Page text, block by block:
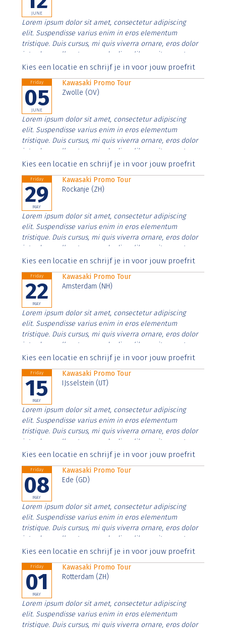
JUNE
Lorem ipsum dolor sit amet, consectetur adipiscing
elit. Suspendisse varius enim in eros elementum
tristique. Duis cursus, mi quis viverra ornare, eros dolor
interdum nulla, ut commodo diam libero vitae erat.
Aenean faucibus nibh et justo cursus id rutrum lorem
Kies een locatie en schrijf je in voor jouw proefrit
Friday
05
JUNE
Kawasaki Promo Tour
Zwolle (OV)
Lorem ipsum dolor sit amet, consectetur adipiscing
elit. Suspendisse varius enim in eros elementum
tristique. Duis cursus, mi quis viverra ornare, eros dolor
interdum nulla, ut commodo diam libero vitae erat.
Aenean faucibus nibh et justo cursus id rutrum lorem
Kies een locatie en schrijf je in voor jouw proefrit
Friday
29
MAY
Kawasaki Promo Tour
Rockanje (ZH)
Lorem ipsum dolor sit amet, consectetur adipiscing
elit. Suspendisse varius enim in eros elementum
tristique. Duis cursus, mi quis viverra ornare, eros dolor
interdum nulla, ut commodo diam libero vitae erat.
Aenean faucibus nibh et justo cursus id rutrum lorem
Kies een locatie en schrijf je in voor jouw proefrit
Friday
22
MAY
Kawasaki Promo Tour
Amsterdam (NH)
Lorem ipsum dolor sit amet, consectetur adipiscing
elit. Suspendisse varius enim in eros elementum
tristique. Duis cursus, mi quis viverra ornare, eros dolor
interdum nulla, ut commodo diam libero vitae erat.
Aenean faucibus nibh et justo cursus id rutrum lorem
Kies een locatie en schrijf je in voor jouw proefrit
Friday
15
MAY
Kawasaki Promo Tour
IJsselstein (UT)
Lorem ipsum dolor sit amet, consectetur adipiscing
elit. Suspendisse varius enim in eros elementum
tristique. Duis cursus, mi quis viverra ornare, eros dolor
interdum nulla, ut commodo diam libero vitae erat.
Aenean faucibus nibh et justo cursus id rutrum lorem
Kies een locatie en schrijf je in voor jouw proefrit
Friday
08
MAY
Kawasaki Promo Tour
Ede (GD)
Lorem ipsum dolor sit amet, consectetur adipiscing
elit. Suspendisse varius enim in eros elementum
tristique. Duis cursus, mi quis viverra ornare, eros dolor
interdum nulla, ut commodo diam libero vitae erat.
Aenean faucibus nibh et justo cursus id rutrum lorem
Kies een locatie en schrijf je in voor jouw proefrit
Friday
01
MAY
Kawasaki Promo Tour
Rotterdam (ZH)
Lorem ipsum dolor sit amet, consectetur adipiscing
elit. Suspendisse varius enim in eros elementum
tristique. Duis cursus, mi quis viverra ornare, eros dolor